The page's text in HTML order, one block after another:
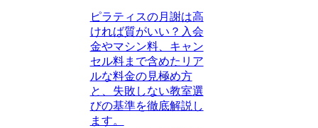
ピラティスの月謝は高
ければ質がいい？入会
金やマシン料、キャン
セル料まで含めたリア
ルな料金の見極め方
と、失敗しない教室選
びの基準を徹底解説し
ます。